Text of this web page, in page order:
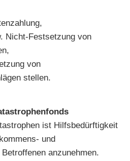
Nicht-Festsetzung von
von
stellen.
ist Hilfsbedürftigkeit
und
anzunehmen.